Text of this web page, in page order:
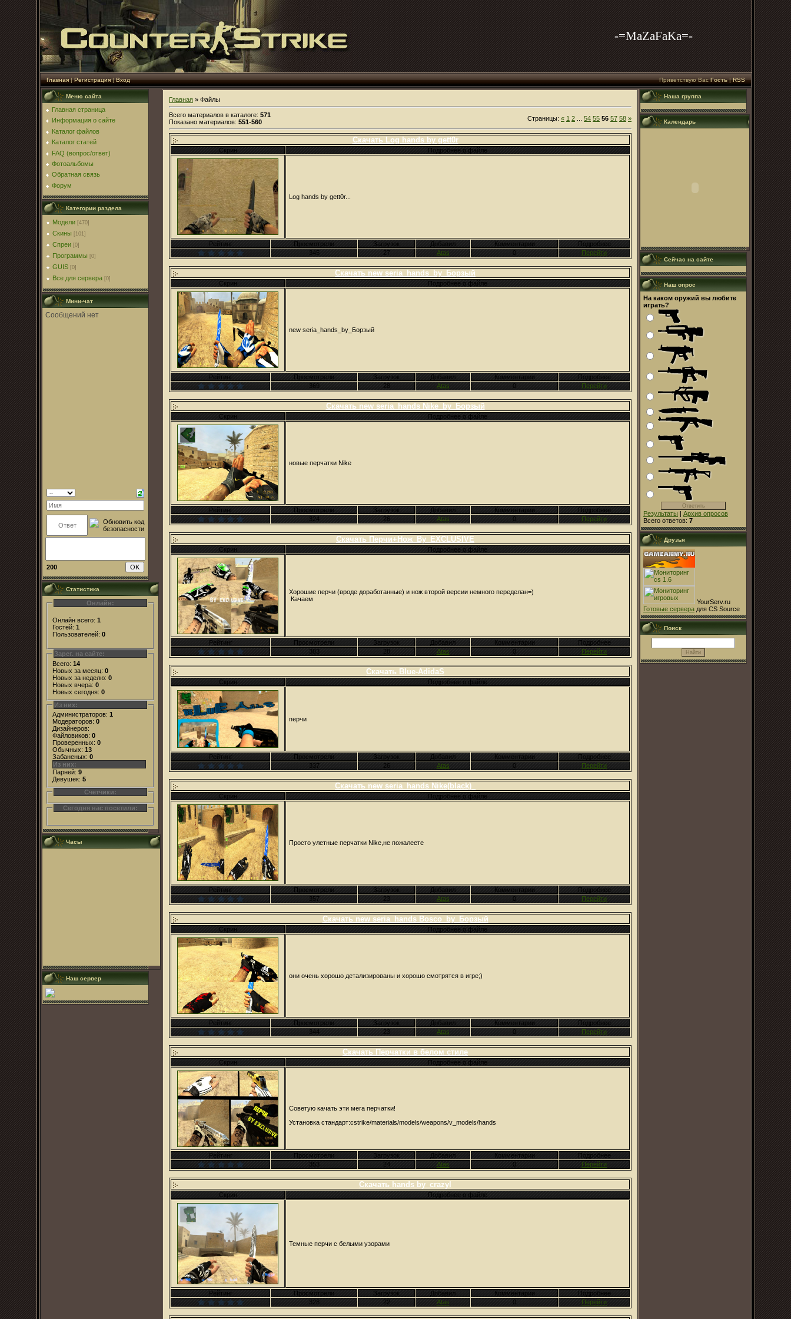
-=MaZaFaKa=-
Главная|Регистрация|Вход Приветствую Вас Гость|RSS
Меню сайта
Главная страница
Информация о сайте
Каталог файлов
Каталог статей
FAQ (вопрос/ответ)
Фотоальбомы
Обратная связь
Форум
Категории раздела
Модели [470]
Скины [101]
Спреи [0]
Программы [0]
GUIS [0]
Все для сервера [0]
Мини-чат
200
Статистика
Онлайн:
Онлайн всего: 1
Гостей: 1
Пользователей: 0
Зарег. на сайте:
Всего: 14
Новых за месяц: 0
Новых за неделю: 0
Новых вчера: 0
Новых сегодня: 0
Из них:
Администраторов: 1
Модераторов: 0
Дизайнеров:
Файловиков: 0
Проверенных: 0
Обычных: 13
Забаненых: 0
Из них:
Парней: 9
Девушек: 5
Счетчики:
Сегодня нас посетили:
Часы
Наш сервер
Главная » Файлы
Всего материалов в каталоге: 571
Показано материалов: 551-560 Страницы: « 1 2 54 55 56 57 58 »
Скачать Log hands by gett0r
Скрин Подробнее о файле
Log hands by gett0r...
Рейтинг Просмотрели Загрузок Добавил Комментарии
Подробнее
345
27 Atas 0 Перейти
Скачать new seria_hands_by_Борзый
Скрин Подробнее о файле
new seria_hands_by_Борзый
Рейтинг Просмотрели Загрузок Добавил Комментарии
Подробнее
369
28 Atas 0 Перейти
Скачать new seria_hands Nike_by_Борзый
Скрин Подробнее о файле
новые перчатки Nike
Рейтинг Просмотрели Загрузок Добавил Комментарии
Подробнее
324
26 Atas 0 Перейти
Скачать Перчи+Нож_By_EXCLUSIVE
Скрин Подробнее о файле
Хорошие перчи (вроде доработанные) и нож второй версии немного переделан=)
Качаем
Рейтинг Просмотрели Загрузок Добавил Комментарии
Подробнее
383
28 Atas 0 Перейти
Скачать Blue-AdidaS
Скрин Подробнее о файле
перчи
Рейтинг Просмотрели Загрузок Добавил Комментарии
Подробнее
337
26 Atas 0 Перейти
Скачать new seria_hands Nike(black)_
Скрин Подробнее о файле
Просто улетные перчатки Nike,не пожалеете
Рейтинг Просмотрели Загрузок Добавил Комментарии
Подробнее
357
23 Atas 0 Перейти
Скачать new seria_hands Bosco_by_Борзый
Скрин Подробнее о файле
они очень хорошо детализированы и хорошо смотрятся в игре;)
Рейтинг Просмотрели Загрузок Добавил Комментарии
Подробнее
344
23 Atas 0 Перейти
Скачать Перчатки в белом стиле
Скрин Подробнее о файле
Советую качать эти мега перчатки!
Установка стандарт:cstrike/materials/models/weapons/v_models/hands
Рейтинг Просмотрели Загрузок Добавил Комментарии
Подробнее
353
24 Atas 0 Перейти
Скачать hands by_crazyl
Скрин Подробнее о файле
Темные перчи с белыми узорами
Рейтинг Просмотрели Загрузок Добавил Комментарии
Подробнее
328
22 Atas 0 Перейти
Наша группа
Календарь
Сейчас на сайте
Наш опрос
На каком оружий вы любите
играть?
Результаты | Архив опросов
Всего ответов: 7
Друзья
YourServ.ru
Готовые сервера для CS Source
Поиск